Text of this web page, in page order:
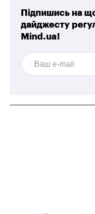
Підпишись на
дайджесту
Mind.ua!